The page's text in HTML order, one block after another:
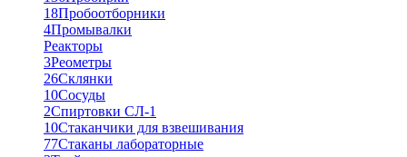
18Пробоотборники
4Промывалки
Реакторы
3Реометры
26Склянки
10Сосуды
2Спиртовки СЛ-1
10Стаканчики для взвешивания
77Стаканы лабораторные